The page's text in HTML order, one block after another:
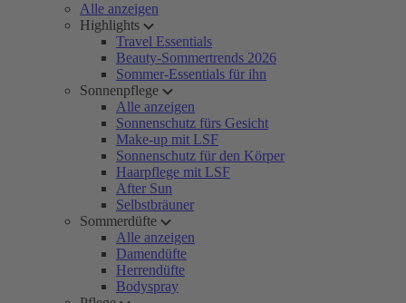
Alle anzeigen
Highlights
Travel Essentials
Beauty-Sommertrends 2026
Sommer-Essentials für ihn
Sonnenpflege
Alle anzeigen
Sonnenschutz fürs Gesicht
Make-up mit LSF
Sonnenschutz für den Körper
Haarpflege mit LSF
After Sun
Selbstbräuner
Sommerdüfte
Alle anzeigen
Damendüfte
Herrendüfte
Bodyspray